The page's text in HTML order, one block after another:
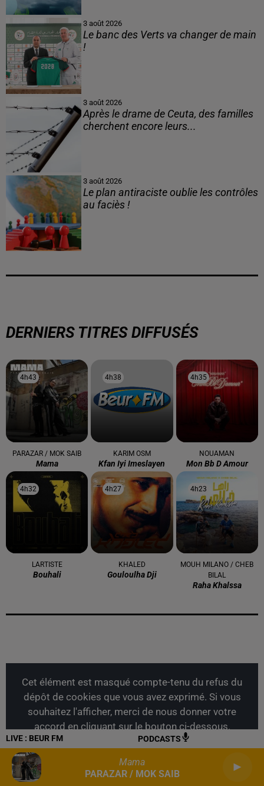
LIVE : BEUR FM PODCASTS
Mama
PARAZAR / MOK SAIB
3 août 2026
Le banc des Verts va changer de main
!
3 août 2026
Après le drame de Ceuta, des familles
cherchent encore leurs...
3 août 2026
Le plan antiraciste oublie les contrôles
au faciès !
DERNIERS TITRES DIFFUSÉS
4h43
4h43
PARAZAR / MOK SAIB
Mama
4h38
4h38
KARIM OSM
Kfan Iyi Imeslayen
4h35
4h35
NOUAMAN
Mon Bb D Amour
4h32
4h32
LARTISTE
Bouhali
4h27
4h27
KHALED
Gouloulha Dji
4h23
4h23
MOUH MILANO / CHEB
BILAL
Raha Khalssa
Cet élément est masqué compte-tenu du refus du
dépôt de cookies que vous avez exprimé. Si vous
souhaitez l'afficher, merci de nous donner votre
accord en cliquant sur le bouton ci-dessous.